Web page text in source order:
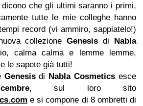
che gli ultimi saranno i primi,
tutte le mie colleghe hanno
record (vi ammiro, sappiatelo!)
collezioneGenesis di Nabla
calma calma e lemme lemme,
le sapete già tutti!
Genesisdi Nabla Cosmetics esce
, sul loro sito
e si compone di 8 ombretti di